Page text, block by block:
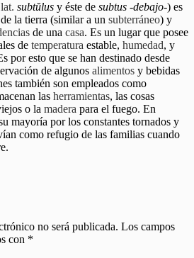
lat. subtŭlus y éste de subtus -debajo-) es
la tierra (similar a un subterráneo) y
de una casa. Es un lugar que posee
de temperatura estable, humedad, y
por esto que se han destinado desde
de algunos alimentos y bebidas
también son empleados como
las herramientas, las cosas
o la madera para el fuego. En
mayoría por los constantes tornados y
como refugio de las familias cuando
no será publicada. Los campos
con *